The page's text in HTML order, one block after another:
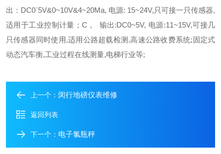
出：DC0`5V&0~10V&4~20Ma, 电源: 15~24V,只可接一只传感器,
适用于工业控制计量； C， 输出:DC0~5V, 电源:11~15V,可接几
只传感器同时使用,适用公路超载检测,高速公路收费系统;固定式
动态汽车衡,工业过程在线测量,电梯行业等;
上一个： 闵行地磅仪表维修
返回列表
下一个： 电子氯瓶秤